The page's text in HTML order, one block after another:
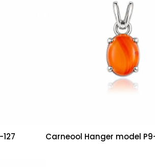
Carneool Hanger model